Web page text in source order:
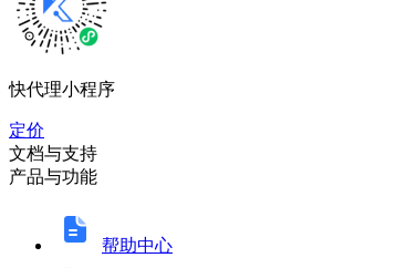
快代理小程序
定价
文档与支持
产品与功能
帮助中心